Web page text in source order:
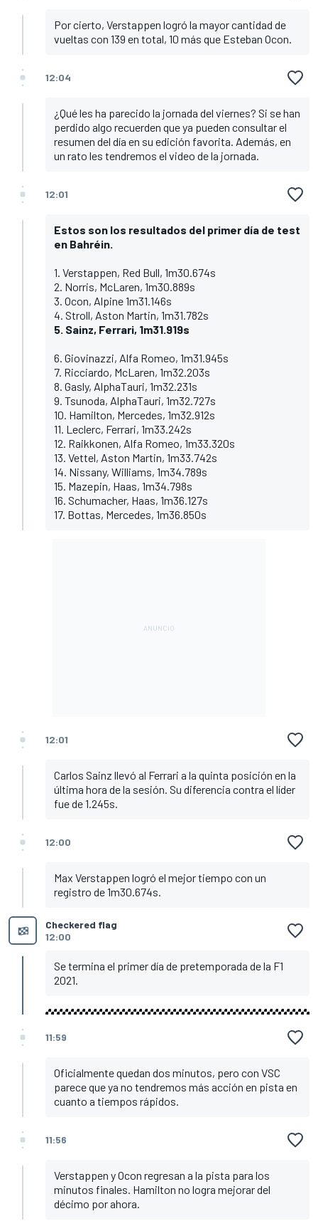
Por cierto, Verstappen logró la mayor cantidad de
vueltas con 139 en total, 10 más que Esteban Ocon.
12:04
¿Qué les ha parecido la jornada del viernes? Si se han
perdido algo recuerden que ya pueden consultar el
resumen del día en su edición favorita. Además, en
un rato les tendremos el video de la jornada.
12:01
Estos son los resultados del primer día de test
en Bahréin.
1. Verstappen, Red Bull, 1m30.674s
2. Norris, McLaren, 1m30.889s
3. Ocon, Alpine 1m31.146s
4. Stroll, Aston Martin, 1m31.782s
5. Sainz, Ferrari, 1m31.919s
6. Giovinazzi, Alfa Romeo, 1m31.945s
7. Ricciardo, McLaren, 1m32.203s
8. Gasly, AlphaTauri, 1m32.231s
9. Tsunoda, AlphaTauri, 1m32.727s
10. Hamilton, Mercedes, 1m32.912s
11. Leclerc, Ferrari, 1m33.242s
12. Raikkonen, Alfa Romeo, 1m33.320s
13. Vettel, Aston Martin, 1m33.742s
14. Nissany, Williams, 1m34.789s
15. Mazepin, Haas, 1m34.798s
16. Schumacher, Haas, 1m36.127s
17. Bottas, Mercedes, 1m36.850s
12:01
Carlos Sainz llevó al Ferrari a la quinta posición en la
última hora de la sesión. Su diferencia contra el líder
fue de 1.245s.
12:00
Max Verstappen logró el mejor tiempo con un
registro de 1m30.674s.
Checkered flag
12:00
Se termina el primer día de pretemporada de la F1
2021.
11:59
Oficialmente quedan dos minutos, pero con VSC
parece que ya no tendremos más acción en pista en
cuanto a tiempos rápidos.
11:56
Verstappen y Ocon regresan a la pista para los
minutos finales. Hamilton no logra mejorar del
décimo por ahora.